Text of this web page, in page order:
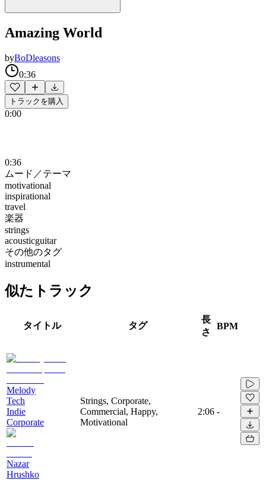
Amazing World
byBoDleasons
0:36
トラックを購入
0:00
0:36
ムード／テーマ
motivational
inspirational
travel
楽器
strings
acousticguitar
その他のタグ
instrumental
似たトラック
タイトル タグ
長
さ
BPM
Melody
Tech
Indie
Corporate
Nazar
Hrushko
Strings, Corporate,
Commercial, Happy,
Motivational
2:06 -